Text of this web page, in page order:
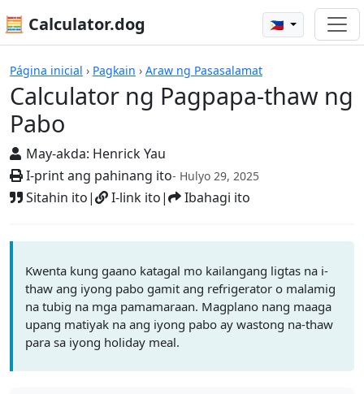
🧮 Calculator.dog 🇵🇭
Página inicial › Pagkain › Araw ng Pasasalamat
Calculator ng Pagpapa-thaw ng
Pabo
May-akda: Henrick Yau
I-print ang pahinang ito- Hulyo 29, 2025
Sitahin ito| I-link ito| Ibahagi ito
Mga Kalkulador
Kwenta kung gaano katagal mo kailangang ligtas na i-
thaw ang iyong pabo gamit ang refrigerator o malamig
na tubig na mga pamamaraan. Magplano nang maaga
upang matiyak na ang iyong pabo ay wastong na-thaw
para sa iyong holiday meal.